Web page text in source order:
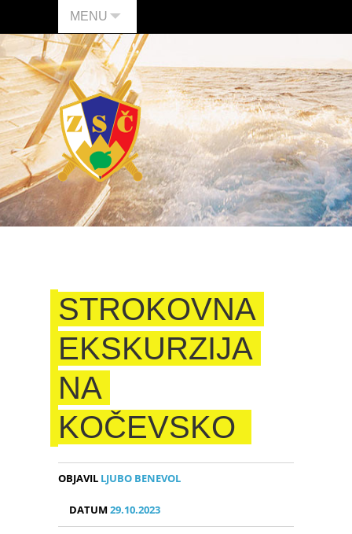
MENU
STROKOVNA
EKSKURZIJA
NA
KOČEVSKO
OBJAVIL LJUBO BENEVOL
DATUM29.10.2023